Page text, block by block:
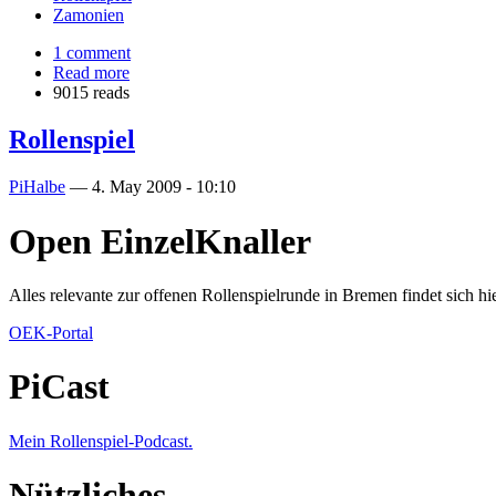
Zamonien
1 comment
Read more
9015 reads
Rollenspiel
PiHalbe — 4. May 2009 - 10:10
Open EinzelKnaller
Alles relevante zur offenen Rollenspielrunde in Bremen findet sich
OEK-Portal
PiCast
Mein Rollenspiel-Podcast.